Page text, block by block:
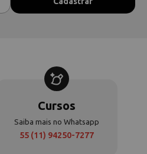
Cursos
Saiba mais no Whatsapp
55 (11) 94250-7277